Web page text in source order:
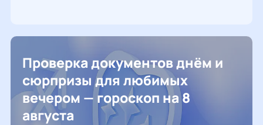
Проверка документов днём и
сюрпризы для любимых
вечером — гороскоп на 8
августа